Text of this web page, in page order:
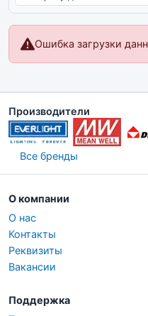
Ошибка загрузки
Производители
Все бренды
О компании
О нас
Контакты
Реквизиты
Вакансии
Поддержка